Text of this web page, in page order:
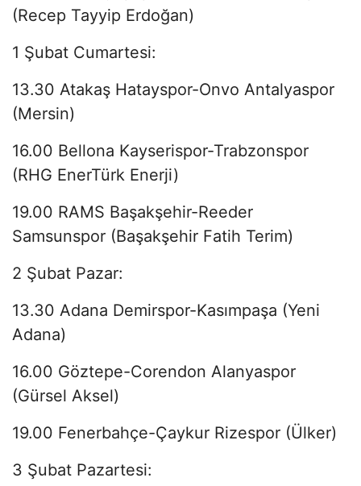
(Recep Tayyip Erdoğan)
1 Şubat Cumartesi:
13.30 Atakaş Hatayspor-Onvo Antalyaspor
(Mersin)
16.00 Bellona Kayserispor-Trabzonspor
(RHG EnerTürk Enerji)
19.00 RAMS Başakşehir-Reeder
Samsunspor (Başakşehir Fatih Terim)
2 Şubat Pazar:
13.30 Adana Demirspor-Kasımpaşa (Yeni
Adana)
16.00 Göztepe-Corendon Alanyaspor
(Gürsel Aksel)
19.00 Fenerbahçe-Çaykur Rizespor (Ülker)
3 Şubat Pazartesi: